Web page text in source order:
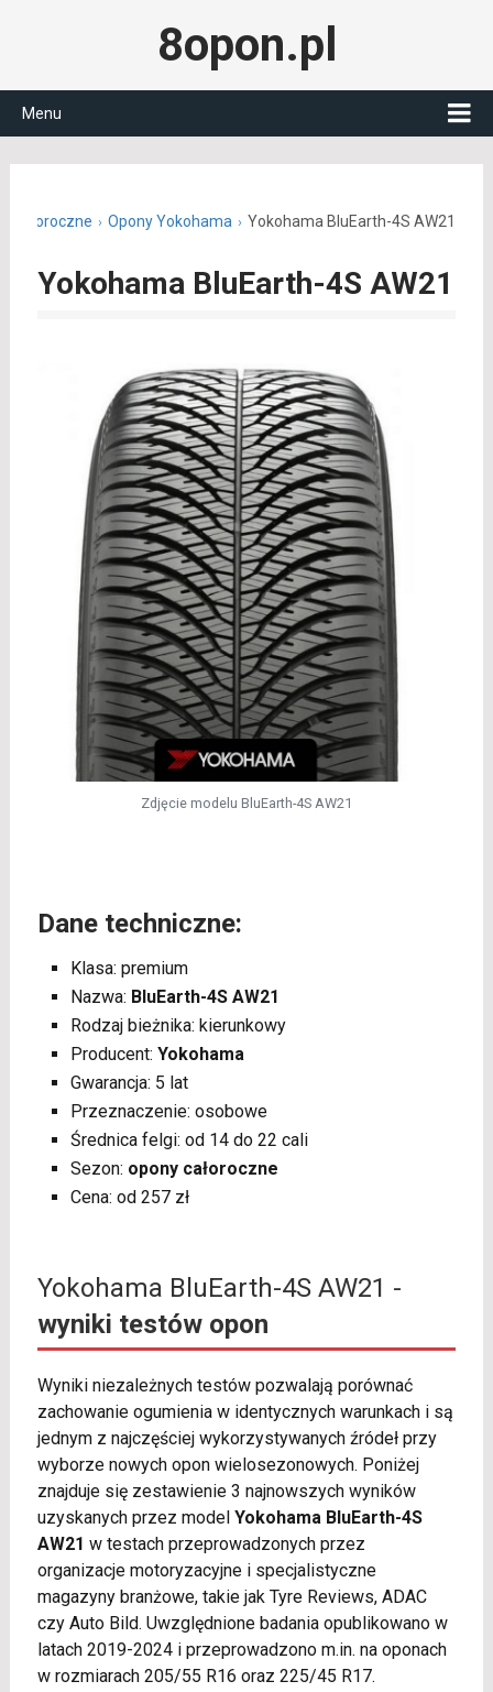
8opon.pl
Menu
całoroczne Opony Yokohama Yokohama BluEarth-4S AW21
Yokohama BluEarth-4S AW21
Zdjęcie modelu BluEarth-4S AW21
Dane techniczne:
Klasa: premium
Nazwa: BluEarth-4S AW21
Rodzaj bieżnika: kierunkowy
Producent: Yokohama
Gwarancja: 5 lat
Przeznaczenie: osobowe
Średnica felgi: od 14 do 22 cali
Sezon: opony całoroczne
Cena: od 257 zł
Yokohama BluEarth-4S AW21 -
wyniki testów opon
Wyniki niezależnych testów pozwalają porównać
zachowanie ogumienia w identycznych warunkach i są
jednym z najczęściej wykorzystywanych źródeł przy
wyborze nowych opon wielosezonowych. Poniżej
znajduje się zestawienie 3 najnowszych wyników
uzyskanych przez model Yokohama BluEarth-4S
AW21 w testach przeprowadzonych przez
organizacje motoryzacyjne i specjalistyczne
magazyny branżowe, takie jak Tyre Reviews, ADAC
czy Auto Bild. Uwzględnione badania opublikowano w
latach 2019-2024 i przeprowadzono m.in. na oponach
w rozmiarach 205/55 R16 oraz 225/45 R17.